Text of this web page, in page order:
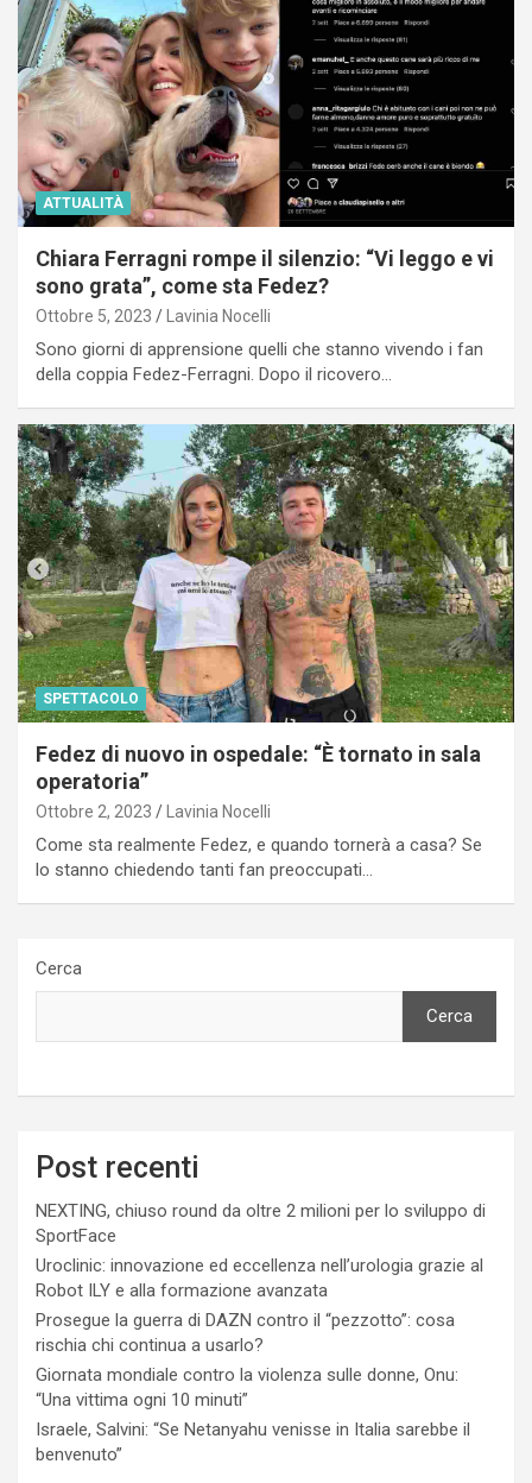
ATTUALITÀ
Chiara Ferragni rompe il silenzio: “Vi leggo e vi
sono grata”, come sta Fedez?
Ottobre 5, 2023 Lavinia Nocelli
Sono giorni di apprensione quelli che stanno vivendo i fan
della coppia Fedez-Ferragni. Dopo il ricovero…
SPETTACOLO
Fedez di nuovo in ospedale: “È tornato in sala
operatoria”
Ottobre 2, 2023 Lavinia Nocelli
Come sta realmente Fedez, e quando tornerà a casa? Se
lo stanno chiedendo tanti fan preoccupati…
Cerca
Cerca
Post recenti
NEXTING, chiuso round da oltre 2 milioni per lo sviluppo di
SportFace
Uroclinic: innovazione ed eccellenza nell’urologia grazie al
Robot ILY e alla formazione avanzata
Prosegue la guerra di DAZN contro il “pezzotto”: cosa
rischia chi continua a usarlo?
Giornata mondiale contro la violenza sulle donne, Onu:
“Una vittima ogni 10 minuti”
Israele, Salvini: “Se Netanyahu venisse in Italia sarebbe il
benvenuto”